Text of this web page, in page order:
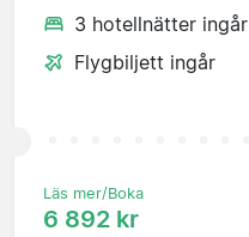
3 hotellnätter ingår
Flygbiljett ingår
Läs mer/Boka
6 892 kr